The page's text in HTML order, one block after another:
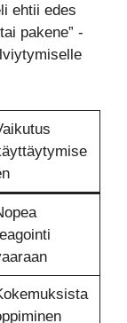
ehtii edes
pakene” -